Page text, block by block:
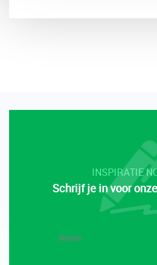
INSPIRATIE
Schrijf je in voor